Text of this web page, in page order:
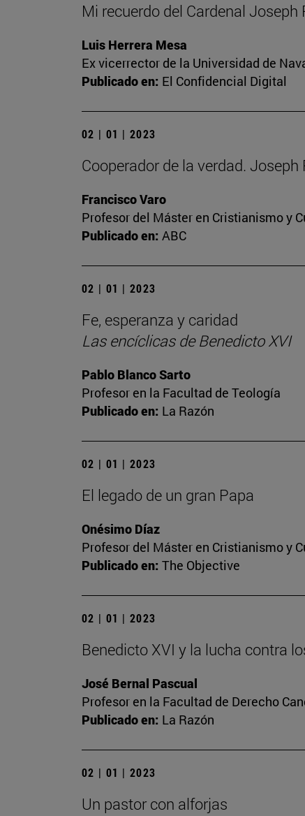
Mi recuerdo del Cardenal
Luis Herrera Mesa
Ex vicerrector de la Universidad de
Publicado en: El Confidencial Digital
02 | 01 | 2023
Cooperador de la verdad.
Francisco Varo
Profesor del Máster en Cristianismo y
Publicado en: ABC
02 | 01 | 2023
Fe, esperanza y caridad
Las encíclicas de Benedicto XVI
Pablo Blanco Sarto
Profesor en la Facultad de Teología
Publicado en: La Razón
02 | 01 | 2023
El legado de un gran Papa
Onésimo Díaz
Profesor del Máster en Cristianismo y
Publicado en: The Objective
02 | 01 | 2023
Benedicto XVI y la lucha contra
José Bernal Pascual
Profesor en la Facultad de Derecho
Publicado en: La Razón
02 | 01 | 2023
Un pastor con alforjas